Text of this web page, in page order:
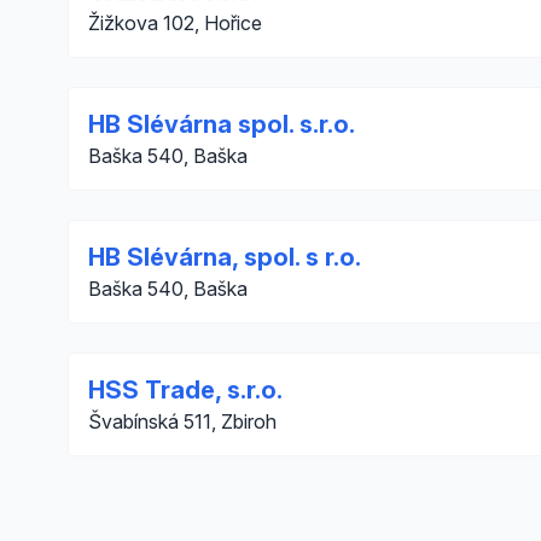
Žižkova 102, Hořice
HB Slévárna spol. s.r.o.
Baška 540, Baška
HB Slévárna, spol. s r.o.
Baška 540, Baška
HSS Trade, s.r.o.
Švabínská 511, Zbiroh